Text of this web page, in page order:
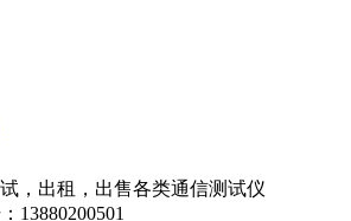
，出租，出售各类通信测试仪
13880200501